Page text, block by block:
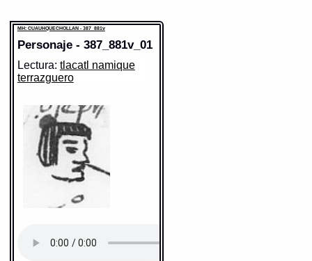
MH: CUAUHQUECHOLLAN - 387_881v
Personaje - 387_881v_01
Lectura: tlacatl namique
terrazguero